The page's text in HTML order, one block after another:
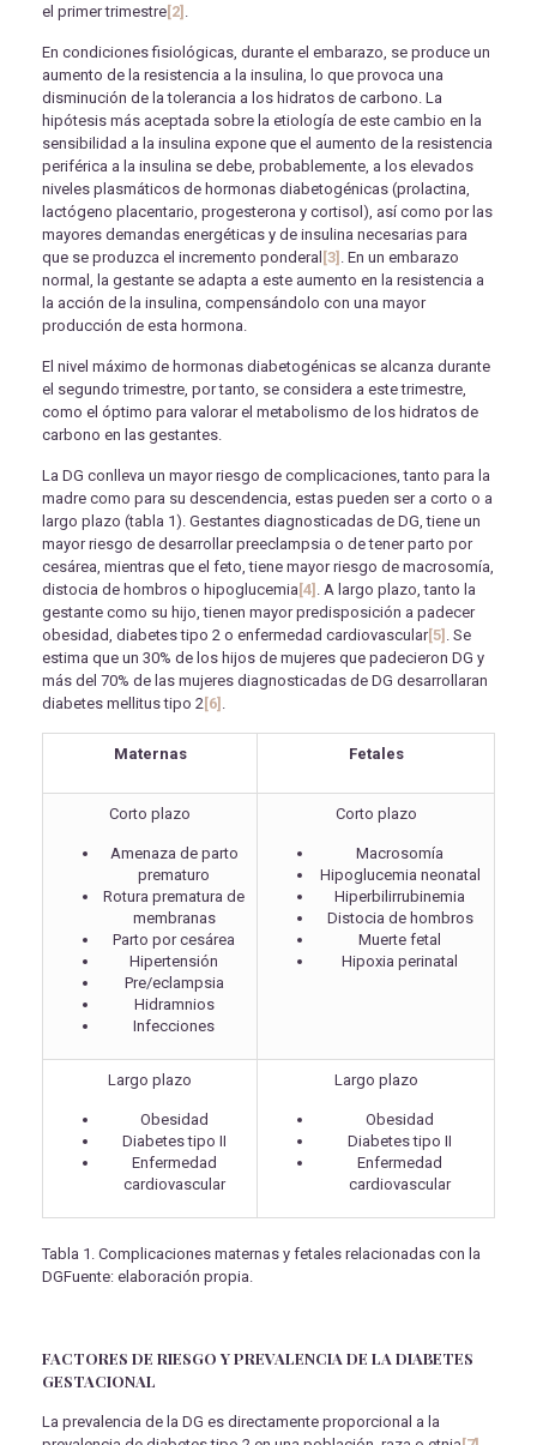
el primer trimestre [2]
En condiciones fisiológicas, durante el embarazo, se produce un
aumento de la resistencia a la insulina, lo que provoca una
disminución de la tolerancia a los hidratos de carbono. La
hipótesis más aceptada sobre la etiología de este cambio en la
sensibilidad a la insulina expone que el aumento de la resistencia
periférica a la insulina se debe, probablemente, a los elevados
niveles plasmáticos de hormonas diabetogénicas (prolactina,
lactógeno placentario, progesterona y cortisol), así como por las
mayores demandas energéticas y de insulina necesarias para
que se produzca el incremento ponderal [3] . En un embarazo
normal, la gestante se adapta a este aumento en la resistencia a
la acción de la insulina, compensándolo con una mayor
producción de esta hormona.
El nivel máximo de hormonas diabetogénicas se alcanza durante
el segundo trimestre, por tanto, se considera a este trimestre,
como el óptimo para valorar el metabolismo de los hidratos de
carbono en las gestantes.
La DG conlleva un mayor riesgo de complicaciones, tanto para la
madre como para su descendencia, estas pueden ser a corto o a
largo plazo (tabla 1). Gestantes diagnosticadas de DG, tiene un
mayor riesgo de desarrollar preeclampsia o de tener parto por
cesárea, mientras que el feto, tiene mayor riesgo de macrosomía,
distocia de hombros o hipoglucemia [4]
. A largo plazo, tanto la
gestante como su hijo, tienen mayor predisposición a padecer
obesidad, diabetes tipo 2 o enfermedad cardiovascular[5] . Se
estima que un 30% de los hijos de mujeres que padecieron DG y
más del 70% de las mujeres diagnosticadas de DG desarrollaran
diabetes mellitus tipo 2 [6]
Maternas Fetales
Corto plazo
Amenaza de parto
prematuro
Rotura prematura de
membranas
Parto por cesárea
Hipertensión
Pre/eclampsia
Hidramnios
Infecciones
Corto plazo
Macrosomía
Hipoglucemia neonatal
Hiperbilirrubinemia
Distocia de hombros
Muerte fetal
Hipoxia perinatal
Largo plazo
Obesidad
Diabetes tipo II
Enfermedad
cardiovascular
Largo plazo
Obesidad
Diabetes tipo II
Enfermedad
cardiovascular
Tabla 1. Complicaciones maternas y fetales relacionadas con la
DGFuente: elaboración propia.
FACTORES DE RIESGO Y PREVALENCIA DE LA DIABETES
GESTACIONAL
La prevalencia de la DG es directamente proporcional a la